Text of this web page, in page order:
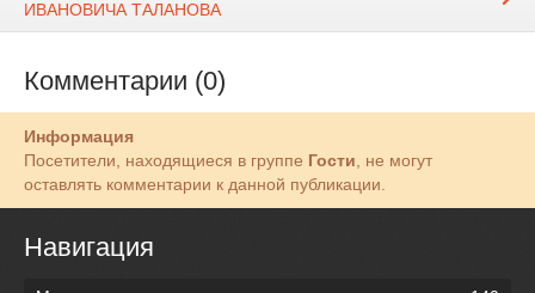
ИВАНОВИЧА ТАЛАНОВА
Комментарии (0)
Информация
Посетители, находящиеся в группе Гости , не могут
оставлять комментарии к данной публикации.
Навигация